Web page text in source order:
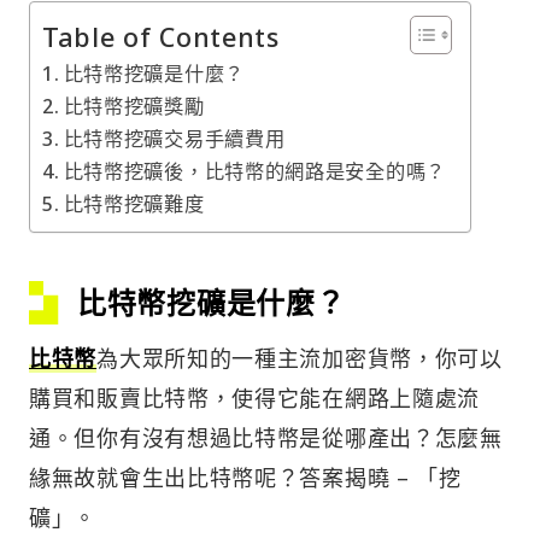
Table of Contents
比特幣挖礦是什麼？
比特幣挖礦獎勵
比特幣挖礦交易手續費用
比特幣挖礦後，比特幣的網路是安全的嗎？
比特幣挖礦難度
比特幣挖礦是什麼？
比特幣為大眾所知的一種主流加密貨幣，你可以
購買和販賣比特幣，使得它能在網路上隨處流
通。但你有沒有想過比特幣是從哪產出？怎麼無
緣無故就會生出比特幣呢？答案揭曉 – 「挖
礦」。